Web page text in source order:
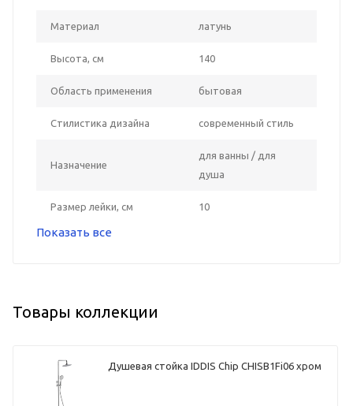
Материал латунь
Высота, см 140
Область применения бытовая
Стилистика дизайна современный стиль
Назначение
для ванны / для
душа
Размер лейки, см 10
Показать все
Товары коллекции
Душевая стойка IDDIS Chip CHISB1Fi06 хром